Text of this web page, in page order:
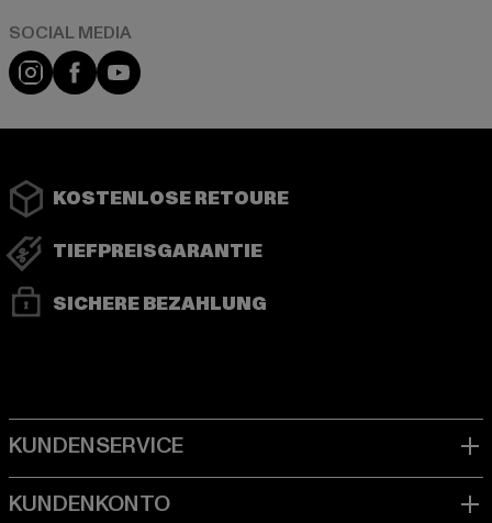
Instagram
FacebookYouTube
KOSTENLOSE RETOURE
TIEFPREISGARANTIE
SICHERE BEZAHLUNG